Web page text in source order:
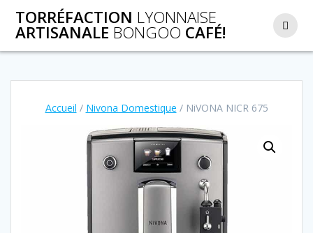
au
contenu
TORRÉFACTION LYONNAISE
ARTISANALE BONGOO CAFÉ!
Accueil / Nivona Domestique / NiVONA NICR 675